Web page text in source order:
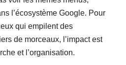
l’écosystème Google. Pour
qui empilent des
de morceaux, l’impact est
et l’organisation.